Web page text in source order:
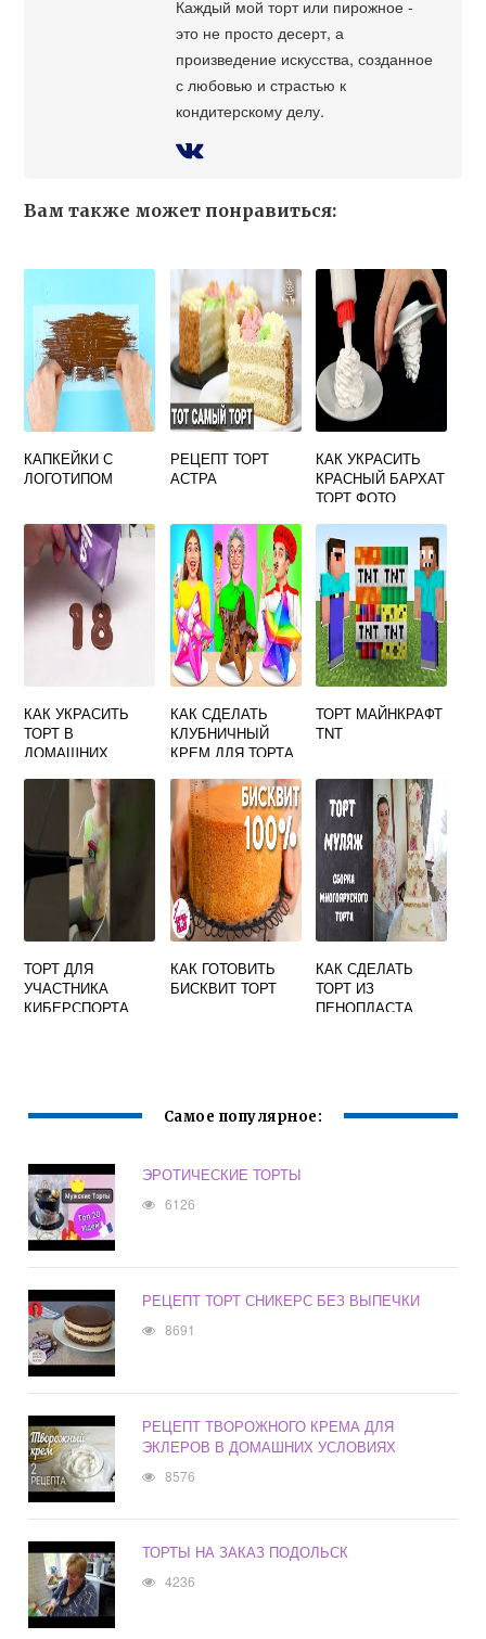
Каждый мой торт или пирожное -
это не просто десерт, а
произведение искусства, созданное
с любовью и страстью к
кондитерскому делу.
Вам также может понравиться:
КАПКЕЙКИ С
ЛОГОТИПОМ
РЕЦЕПТ ТОРТ
АСТРА
КАК УКРАСИТЬ
КРАСНЫЙ БАРХАТ
ТОРТ ФОТО
КАК УКРАСИТЬ
ТОРТ В
ДОМАШНИХ
ДЕНЬ РОЖДЕНИЯ
ДЕВОЧКЕ 3 ГОДА
КАК СДЕЛАТЬ
КЛУБНИЧНЫЙ
КРЕМ ДЛЯ ТОРТА
ТОРТ МАЙНКРАФТ
TNT
ТОРТ ДЛЯ
УЧАСТНИКА
КИБЕРСПОРТА
КАК ГОТОВИТЬ
БИСКВИТ ТОРТ
КАК СДЕЛАТЬ
ТОРТ ИЗ
ПЕНОПЛАСТА
Самое популярное:
ЭРОТИЧЕСКИЕ ТОРТЫ
6126
РЕЦЕПТ ТОРТ СНИКЕРС БЕЗ ВЫПЕЧКИ
8691
РЕЦЕПТ ТВОРОЖНОГО КРЕМА ДЛЯ
ЭКЛЕРОВ В ДОМАШНИХ УСЛОВИЯХ
8576
ТОРТЫ НА ЗАКАЗ ПОДОЛЬСК
4236